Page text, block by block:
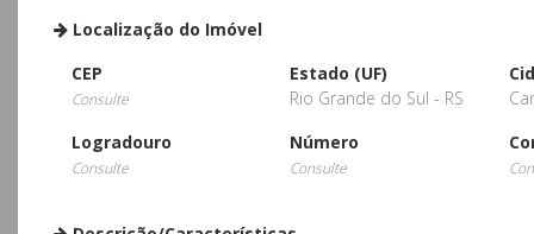
Localização do Imóvel
CEP
Consulte
Estado (UF)
Rio Grande do Sul - RS
Logradouro
Consulte
Número
Consulte